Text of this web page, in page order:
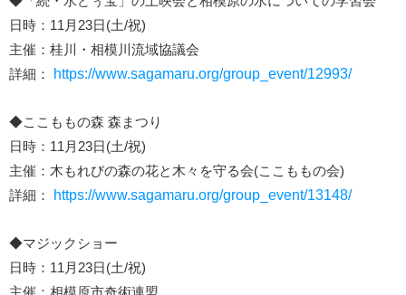
日時：11月23日(土/祝)
主催：桂川・相模川流域協議会
詳細：
https://www.sagamaru.org/group_event/12993/
◆ここももの森 森まつり
日時：11月23日(土/祝)
主催：木もれびの森の花と木々を守る会(ここももの会)
詳細：
https://www.sagamaru.org/group_event/13148/
◆マジックショー
日時：11月23日(土/祝)
主催：相模原市奇術連盟